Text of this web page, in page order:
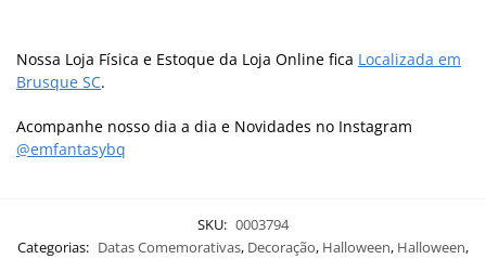
Nossa Loja Física e Estoque da Loja Online fica Localizada em
Brusque SC.
Acompanhe nosso dia a dia e Novidades no Instagram
@emfantasybq
SKU: 0003794
Categorias: Datas Comemorativas, Decoração, Halloween, Halloween,